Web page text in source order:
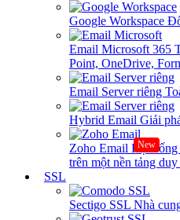
Google Workspace
Email Microsoft 365
Point, OneDrive,
Email Server riêng
Hybrid Email Giải
Zoho Email New
Hệ
trên một nền tảng duy
SSL
Sectigo SSL Nhà